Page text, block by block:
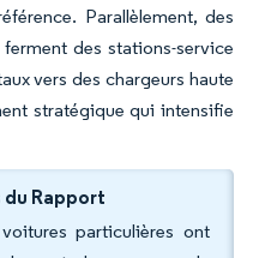
Parallèlement, des
des stations-service
vers des chargeurs haute
stratégique qui intensifie
Rapport
particulières ont